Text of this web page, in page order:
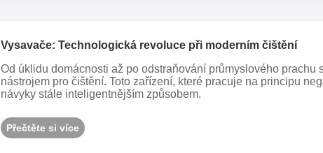
Vysavače: Technologická revoluce při moderním čištění
Od úklidu domácnosti až po odstraňování průmyslového prachu
nástrojem pro čištění. Toto zařízení, které pracuje na principu
návyky stále inteligentnějším způsobem.
Přečtěte si více